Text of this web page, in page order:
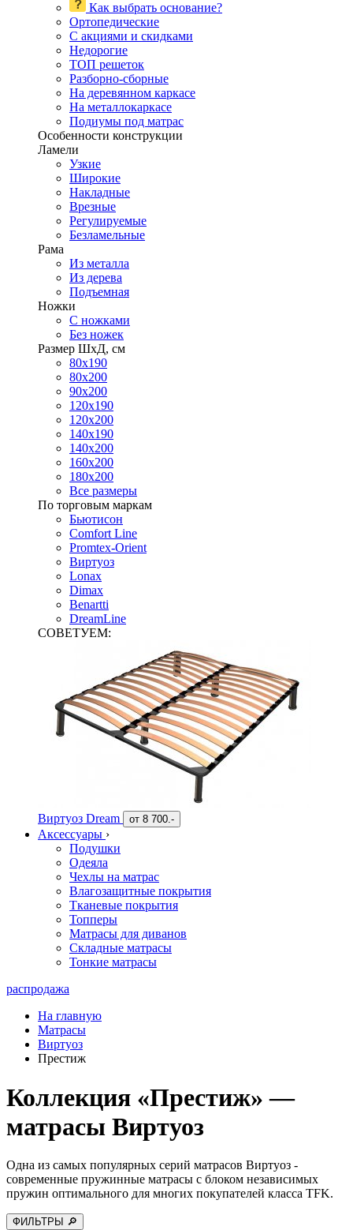
Как выбрать основание?
Ортопедические
С акциями и скидками
Недорогие
ТОП решеток
Разборно-сборные
На деревянном каркасе
На металлокаркасе
Подиумы под матрас
Особенности конструкции
Ламели
Узкие
Широкие
Накладные
Врезные
Регулируемые
Безламельные
Рама
Из металла
Из дерева
Подъемная
Ножки
С ножками
Без ножек
Размер ШхД, см
80х190
80х200
90х200
120х190
120х200
140х190
140х200
160х200
180х200
Все размеры
По торговым маркам
Бьютисон
Comfort Line
Promtex-Orient
Виртуоз
Lonax
Dimax
Benartti
DreamLine
СОВЕТУЕМ:
Виртуоз Dream от 8 700.-
Аксессуары ›
Подушки
Одеяла
Чехлы на матрас
Влагозащитные покрытия
Тканевые покрытия
Топперы
Матрасы для диванов
Складные матрасы
Тонкие матрасы
распродажа
На главную
Матрасы
Виртуоз
Престиж
Коллекция «Престиж» —
матрасы Виртуоз
Одна из самых популярных серий матрасов Виртуоз -
современные пружинные матрасы с блоком независимых
пружин оптимального для многих покупателей класса TFK.
ФИЛЬТРЫ 🔎